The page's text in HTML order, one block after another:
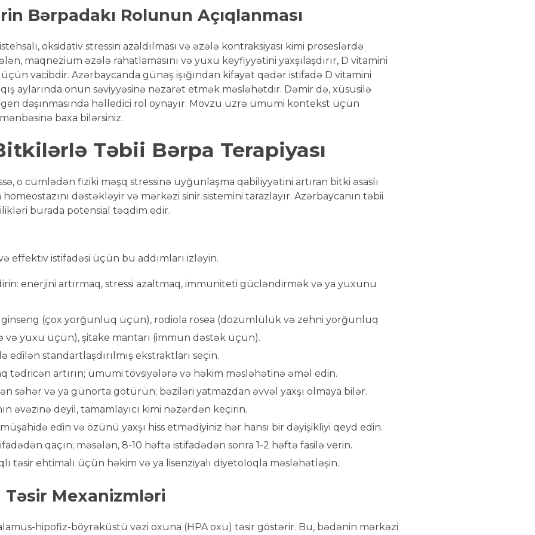
Bərpadakı Rolunun Açıqlanması
oksidativ stressin azaldılması və əzələ kontraksiyası kimi proseslərdə
maqnezium əzələ rahatlamasını və yuxu keyfiyyətini yaxşılaşdırır, D vitamini
vacibdir. Azərbaycanda günəş işığından kifayət qədər istifadə D vitamini
aylarında onun səviyyəsinə nəzarət etmək məsləhətdir. Dəmir də, xüsusilə
daşınmasında həlledici rol oynayır. Mövzu üzrə ümumi kontekst üçün
baxa bilərsiniz.
Təbii Bərpa Terapiyası
o cümlədən fiziki məşq stressinə uyğunlaşma qabiliyyətini artıran bitki əsaslı
dəstəkləyir və mərkəzi sinir sistemini tarazlayır. Azərbaycanın təbii
burada potensial təqdim edir.
effektiv istifadəsi üçün bu addımları izləyin.
enerjini artırmaq, stressi azaltmaq, immuniteti gücləndirmək və ya yuxunu
ginseng (çox yorğunluq üçün), rodiola rosea (dözümlülük və zehni yorğunluq
və yuxu üçün), şitake mantarı (immun dəstək üçün).
standartlaşdırılmış ekstraktları seçin.
tədricən artırın; ümumi tövsiyələrə və həkim məsləhətinə əməl edin.
səhər və ya günorta götürün; bəziləri yatmazdan əvvəl yaxşı olmaya bilər.
əvəzinə deyil, tamamlayıcı kimi nəzərdən keçirin.
edin və özünü yaxşı hiss etmədiyiniz hər hansı bir dəyişikliyi qeyd edin.
qaçın; məsələn, 8-10 həftə istifadədən sonra 1-2 həftə fasilə verin.
təsir ehtimalı üçün həkim və ya lisenziyalı diyetoloqla məsləhətləşin.
Mexanizmləri
hipofiz-böyrəküstü vəzi oxuna (HPA oxu) təsir göstərir. Bu, bədənin mərkəzi